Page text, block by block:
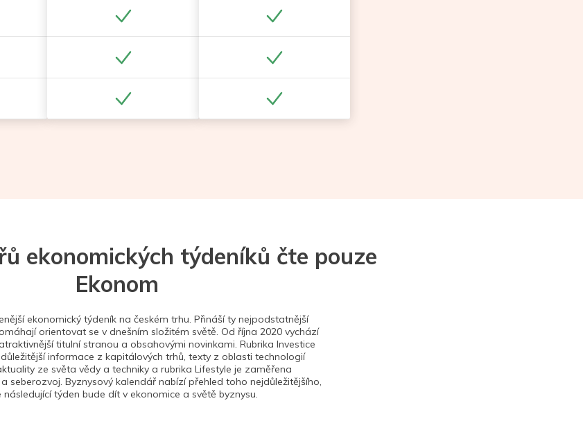
ekonomických týdeníků čte pouze
Ekonom
ekonomický týdeník na českém trhu. Přináší ty nejpodstatnější
orientovat se v dnešním složitém světě. Od října 2020 vychází
titulní stranou a obsahovými novinkami. Rubrika Investice
informace z kapitálových trhů, texty z oblasti technologií
ze světa vědy a techniky a rubrika Lifestyle je zaměřena
seberozvoj. Byznysový kalendář nabízí přehled toho nejdůležitějšího,
následující týden bude dít v ekonomice a světě byznysu.